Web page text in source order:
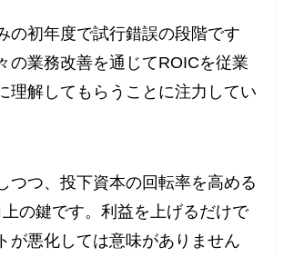
の初年度で試行錯誤の段階です
の業務改善を通じてROICを従業
理解してもらうことに注力してい
つつ、投下資本の回転率を高める
の鍵です。利益を上げるだけで
が悪化しては意味がありません